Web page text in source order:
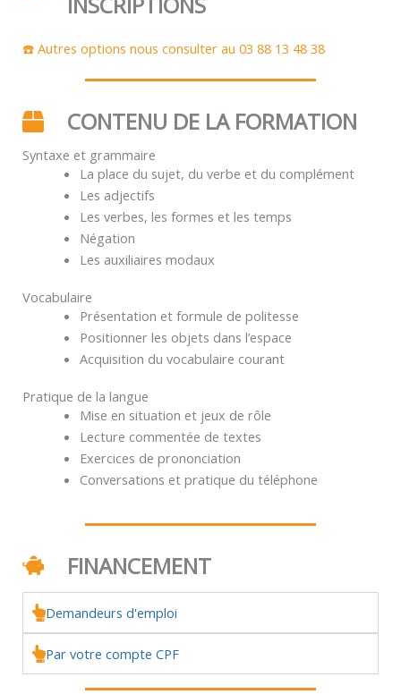
☎️ Autres options nous consulter au 03 88 13 48 38
CONTENU DE LA FORMATION
Syntaxe et grammaire
La place du sujet, du verbe et du complément
Les adjectifs
Les verbes, les formes et les temps
Négation
Les auxiliaires modaux
Vocabulaire
Présentation et formule de politesse
Positionner les objets dans l’espace
Acquisition du vocabulaire courant
Pratique de la langue
Mise en situation et jeux de rôle
Lecture commentée de textes
Exercices de prononciation
Conversations et pratique du téléphone
FINANCEMENT
Demandeurs d'emploi
Par votre compte CPF